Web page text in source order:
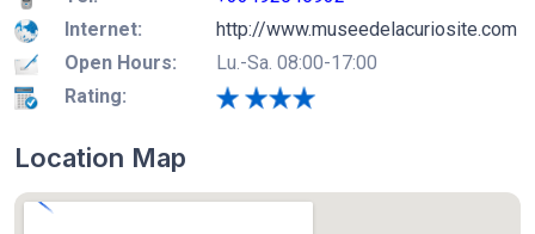
Internet:
http://www.museedelacuriosite.com
Open Hours:
Lu.-Sa. 08:00-17:00
Rating:
Location Map